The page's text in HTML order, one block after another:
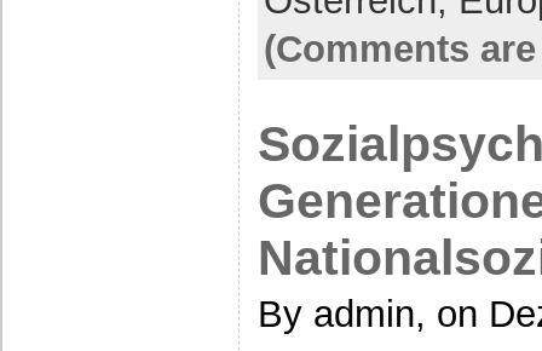
(Comments
By admin, on